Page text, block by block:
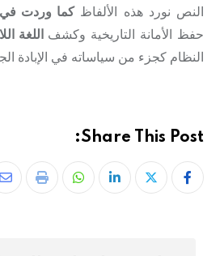
النص نورد هذه الألفاظكما وردت في
حفظ الأمانة التاريخية وكشفاللغة
النظام كجزء من سياساته في الإبادة
Share This Post: